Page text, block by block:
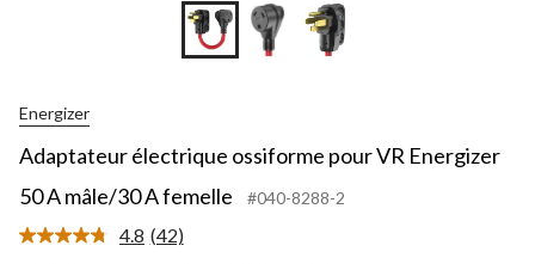
Energizer
Adaptateur électrique ossiforme pour VR Energizer
50 A mâle/30 A femelle
#040-8288-2
4.8 Lire
(42)